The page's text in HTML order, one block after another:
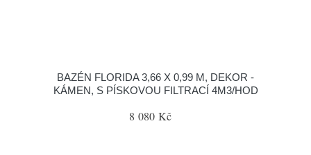
BAZÉN FLORIDA 3,66 X 0,99 M, DEKOR -
KÁMEN, S PÍSKOVOU FILTRACÍ 4M3/HOD
8 080 Kč